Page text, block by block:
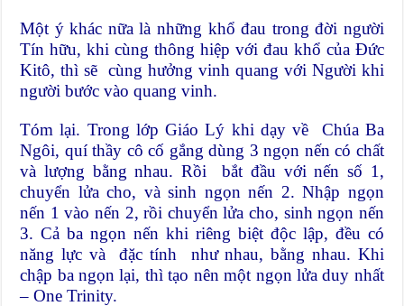
Một ý khác nữa là những khổ đau trong đời người
Tín hữu, khi cùng thông hiệp với đau khổ của Đức
Kitô, thì sẽ cùng hưởng vinh quang với Người khi
người bước vào quang vinh.
Tóm lại. Trong lớp Giáo Lý khi dạy về Chúa Ba
Ngôi, quí thầy cô cố gắng dùng 3 ngọn nến có chất
và lượng bằng nhau. Rồi bắt đầu với nến số 1,
chuyển lửa cho, và sinh ngọn nến 2. Nhập ngọn
nến 1 vào nến 2, rồi chuyển lửa cho, sinh ngọn nến
3. Cả ba ngọn nến khi riêng biệt độc lập, đều có
năng lực và đặc tính như nhau, bằng nhau. Khi
chập ba ngọn lại, thì tạo nên một ngọn lửa duy nhất
– One Trinity.